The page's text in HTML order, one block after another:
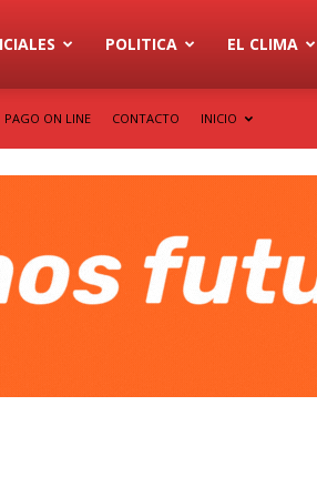
POLITICA EL CLIMA
PAGO ON LINE CONTACTO INICIO